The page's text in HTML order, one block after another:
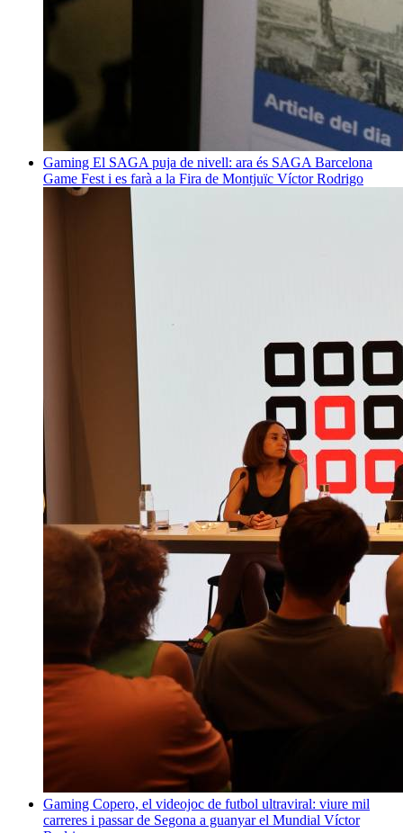
Gaming El SAGA puja de nivell: ara és SAGA Barcelona
Game Fest i es farà a la Fira de Montjuïc Víctor Rodrigo
Gaming Copero, el videojoc de futbol ultraviral: viure mil
carreres i passar de Segona a guanyar el Mundial Víctor